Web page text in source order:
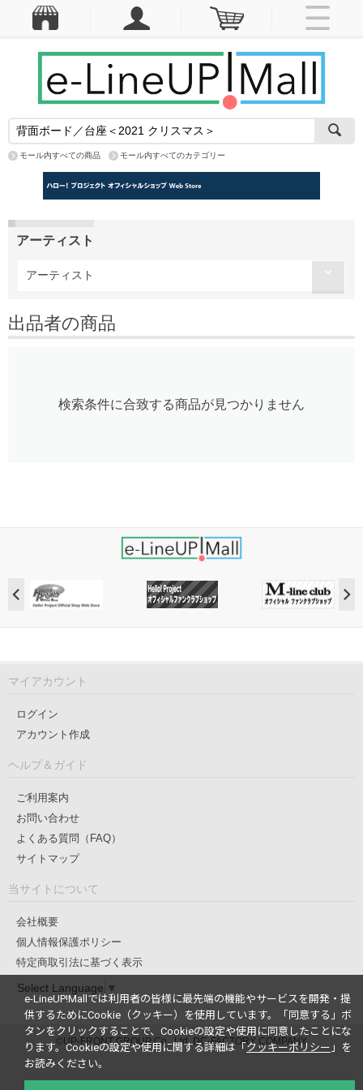
モール内すべての商品 モール内すべてのカテゴリー
アーティスト
アーティスト
出品者の商品
検索条件に合致する商品が見つかりません
マイアカウント
ログイン
アカウント作成
ヘルプ＆ガイド
ご利用案内
お問い合わせ
よくある質問（FAQ）
サイトマップ
当サイトについて
会社概要
個人情報保護ポリシー
特定商取引法に基づく表示
Select Language ▼
©UP-FRONT GROUP Co., Ltd. DC-FACTORY COMPANY
e-LineUP!Mallでは利用者の皆様に最先端の機能やサービスを開発・提
供するためにCookie（クッキー）を使用しています。
「同意する」ボ
タンをクリックすることで、Cookieの設定や使用に同意したことにな
ります。Cookieの設定や使用に関する詳細は「 クッキーポリシー 」を
お読みください。